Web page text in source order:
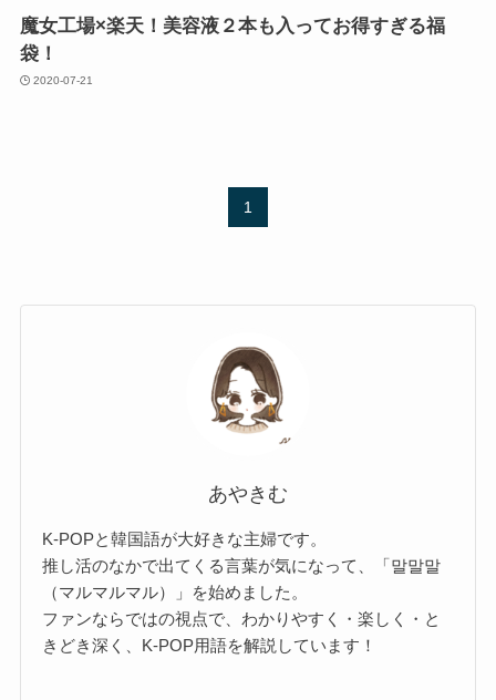
魔女工場×楽天！美容液２本も入ってお得すぎる福
袋！
2020-07-21
1
あやきむ
K-POPと韓国語が大好きな主婦です。
推し活のなかで出てくる言葉が気になって、「말말말
（マルマルマル）」を始めました。
ファンならではの視点で、わかりやすく・楽しく・と
きどき深く、K-POP用語を解説しています！